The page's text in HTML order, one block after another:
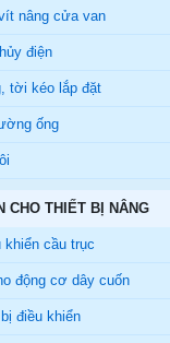
nâng cửa van
điện
tời kéo lắp đặt
ống
CHO THIẾT BỊ NÂNG
khiển cầu trục
động cơ dây cuốn
điều khiển